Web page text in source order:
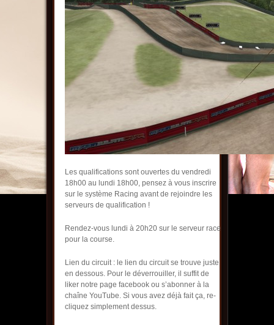
Les qualifications sont ouvertes du vendredi
18h00 au lundi 18h00, pensez à vous inscrire
sur le système Racing avant de rejoindre les
serveurs de qualification !
Rendez-vous lundi à 20h20 sur le serveur race
pour la course.
Lien du circuit : le lien du circuit se trouve juste
en dessous. Pour le déverrouiller, il suffit de
liker notre page facebook ou s’abonner à la
chaîne YouTube. Si vous avez déjà fait ça, re-
cliquez simplement dessus.